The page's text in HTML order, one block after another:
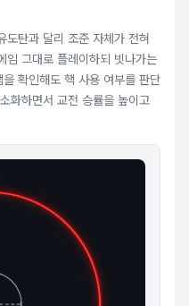
도탄과 달리 조준 자체가 전혀
임 그대로 플레이하되 빗나가는
확인해도 핵 사용 여부를 판단
화하면서 교전 승률을 높이고